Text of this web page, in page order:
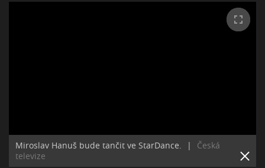
Miroslav Hanuš bude tančit ve StarDance. |
Česká
televize